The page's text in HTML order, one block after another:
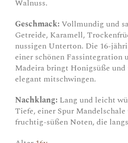
Walnuss.
Geschmack:Vollmundig und
Getreide, Karamell,
nussigen Unterton. Die 16-
einer schönen Fassintegration
Madeira bringt Honigsüße
elegant mitschwingen.
Nachklang: Lang und leicht
Tiefe, einer Spur
fruchtig-süßen Noten, die